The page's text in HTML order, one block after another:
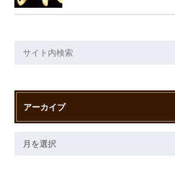
アーカイブ